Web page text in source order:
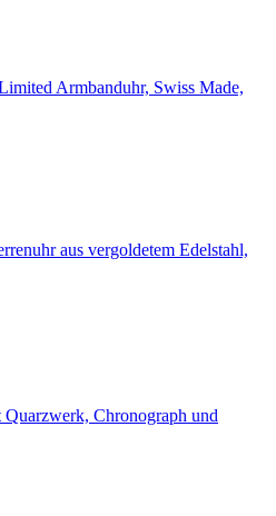
Armbanduhr, Swiss Made,
aus vergoldetem Edelstahl,
Chronograph und